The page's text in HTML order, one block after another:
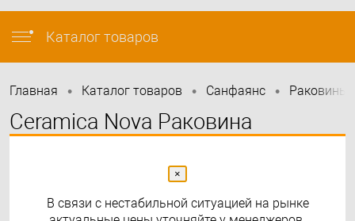
info@felicita-crimea.ru
Каталог товаров
Главная • Каталог товаров • Санфаянс • Раковины
Ceramica Nova Раковина
с отверстием под смеситель,
810х457х137 мм, цвет белый
×
В связи с нестабильной ситуацией на рынке